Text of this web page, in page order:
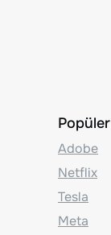
Adobe
Netflix
Tesla
Meta